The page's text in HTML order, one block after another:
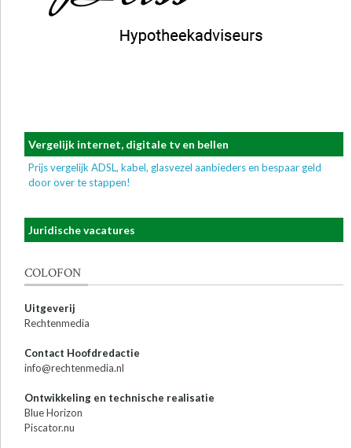
Vergelijk internet, digitale tv en bellen
Prijs vergelijk ADSL, kabel, glasvezel aanbieders en bespaar geld
door over te stappen!
Juridische vacatures
COLOFON
Uitgeverij
Rechtenmedia
Contact Hoofdredactie
info@rechtenmedia.nl
Ontwikkeling en technische realisatie
Blue Horizon
Piscator.nu